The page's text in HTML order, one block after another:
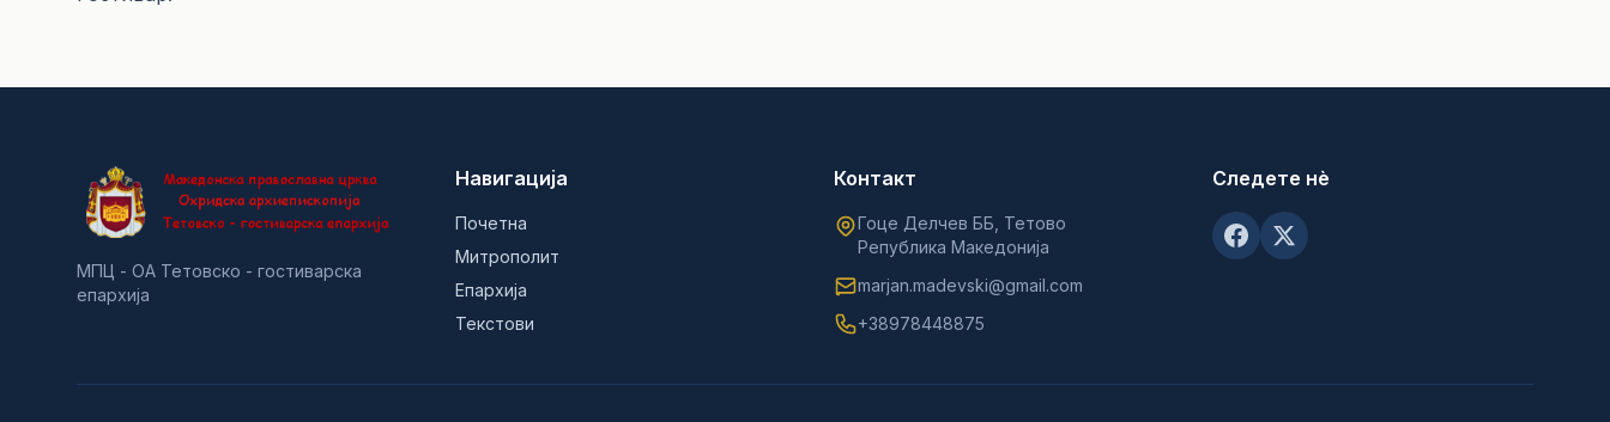
МПЦ - ОА Тетовско - гостиварска
епархија
Навигација
Почетна
Митрополит
Епархија
Текстови
Контакт
Гоце Делчев ББ, Тетово
Република Македонија
marjan.madevski@gmail.com
+38978448875
Следете нè